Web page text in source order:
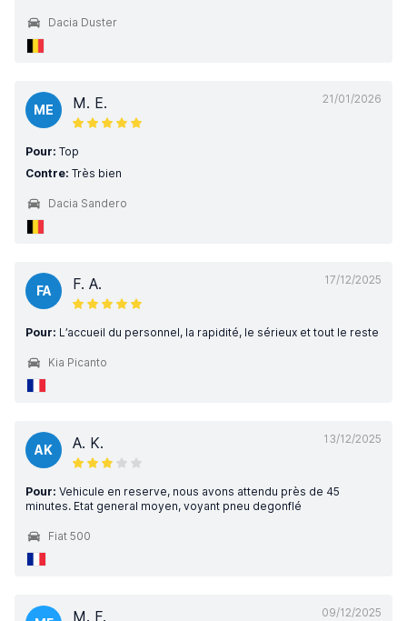
Dacia Duster
21/01/2026
ME M. E.
Pour: Top
Contre: Très bien
Dacia Sandero
17/12/2025
FA F. A.
Pour: L’accueil du personnel, la rapidité, le sérieux et tout le reste
Kia Picanto
13/12/2025
AK A. K.
Pour: Vehicule en reserve, nous avons attendu près de 45
minutes. Etat general moyen, voyant pneu degonflé
Fiat 500
09/12/2025
M. F.